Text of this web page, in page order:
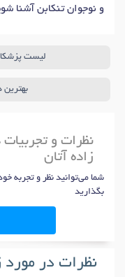
و نوجوان تنکابن آشنا
لیست
بهترین
نظرات و
زاده آتان
شما می‌توانید نظر و تجربه
بگذارید
نظرات در مورد